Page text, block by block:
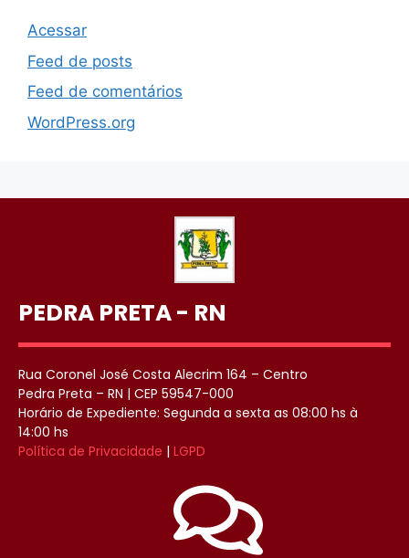
Acessar
Feed de posts
Feed de comentários
WordPress.org
PEDRA PRETA - RN
Rua Coronel José Costa Alecrim 164 – Centro
Pedra Preta – RN | CEP 59547-000
Horário de Expediente: Segunda a sexta as 08:00 hs à
14:00 hs
Política de Privacidade | LGPD